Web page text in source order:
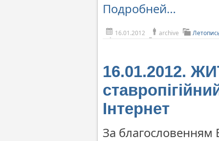
Подробней…
16.01.2012 archive
16.01.2012.
Інтернет
За